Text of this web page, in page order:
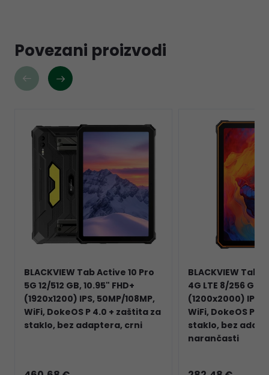
Povezani proizvodi
BLACKVIEW Tab Active 10 Pro
5G 12/512 GB, 10.95" FHD+
(1920x1200) IPS, 50MP/108MP,
WiFi, DokeOS P 4.0 + zaštita za
staklo, bez adaptera, crni
BLACKVIEW Tab
4G LTE 8/256 GB,
(1200x2000) IPS,
WiFi, DokeOS P
staklo, bez
narančasti